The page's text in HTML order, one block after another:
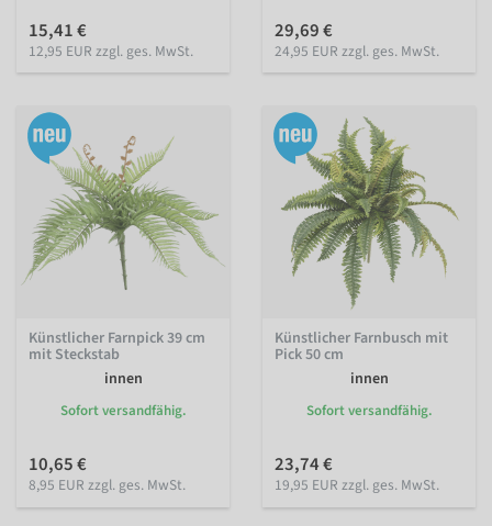
15,41 €
12,95 EUR zzgl. ges. MwSt.
29,69 €
24,95 EUR zzgl. ges. MwSt.
Künstlicher Farnpick 39 cm
mit Steckstab
innen
Sofort versandfähig.
10,65 €
8,95 EUR zzgl. ges. MwSt.
Künstlicher Farnbusch mit
Pick 50 cm
innen
Sofort versandfähig.
23,74 €
19,95 EUR zzgl. ges. MwSt.